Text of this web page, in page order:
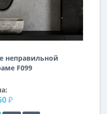
неправильной
F099
₽